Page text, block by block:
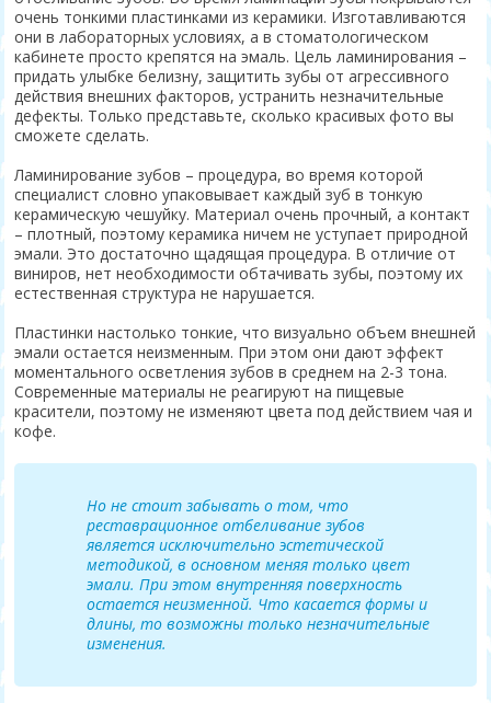
очень тонкими пластинками из керамики. Изготавливаются
они в лабораторных условиях, а в стоматологическом
кабинете просто крепятся на эмаль. Цель ламинирования –
придать улыбке белизну, защитить зубы от агрессивного
действия внешних факторов, устранить незначительные
дефекты. Только представьте, сколько красивых фото вы
сможете сделать.
Ламинирование зубов – процедура, во время которой
специалист словно упаковывает каждый зуб в тонкую
керамическую чешуйку. Материал очень прочный, а контакт
– плотный, поэтому керамика ничем не уступает природной
эмали. Это достаточно щадящая процедура. В отличие от
виниров, нет необходимости обтачивать зубы, поэтому их
естественная структура не нарушается.
Пластинки настолько тонкие, что визуально объем внешней
эмали остается неизменным. При этом они дают эффект
моментального осветления зубов в среднем на 2-3 тона.
Современные материалы не реагируют на пищевые
красители, поэтому не изменяют цвета под действием чая и
кофе.
Но не стоит забывать о том, что
реставрационное отбеливание зубов
является исключительно эстетической
методикой, в основном меняя только цвет
эмали. При этом внутренняя поверхность
остается неизменной. Что касается формы и
длины, то возможны только незначительные
изменения.